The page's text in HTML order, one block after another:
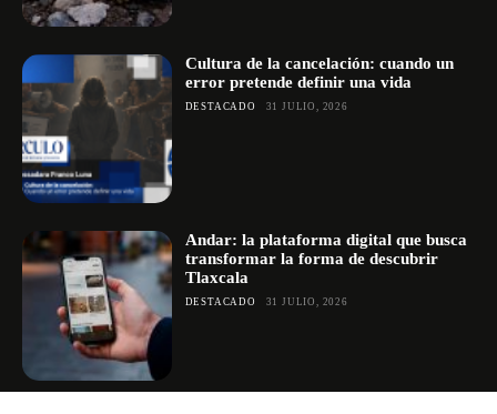
Cultura de la cancelación: cuando un
error pretende definir una vida
DESTACADO 31 JULIO, 2026
Andar: la plataforma digital que busca
transformar la forma de descubrir
Tlaxcala
DESTACADO 31 JULIO, 2026